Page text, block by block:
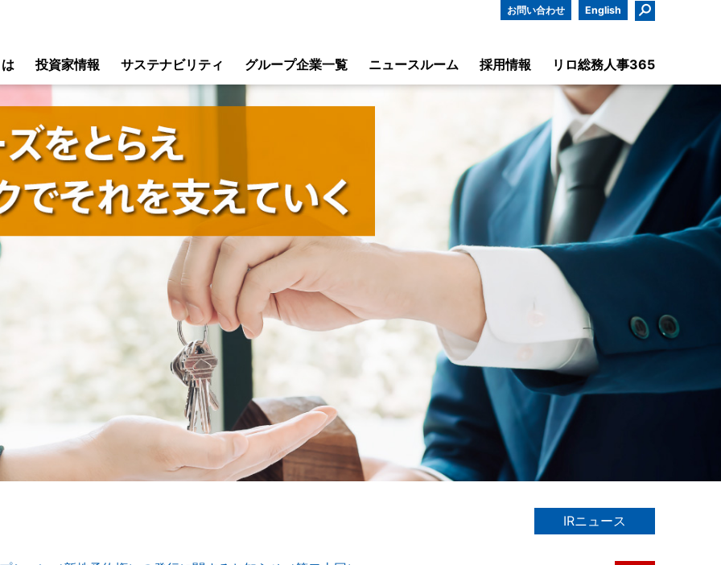
お問い合わせ English
投資家情報 サステナビリティ グループ企業一覧 ニュースルーム 採用情報 リロ総務人事365
IRニュース